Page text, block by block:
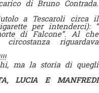
di Bruno Contrada.
a Tescaroli circa il
per intenderci): ”
di Falcone”. Al che
riguardava
ma la storia di quegli
LUCIA E MANFREDI